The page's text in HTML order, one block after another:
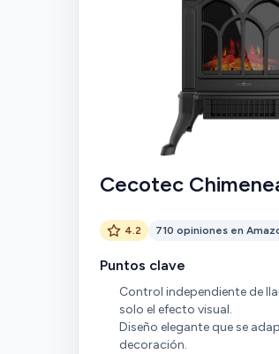
Cecotec
4.2 710 opiniones en
Puntos clave
Control independiente de
solo el efecto visual.
Diseño elegante que se
decoración.